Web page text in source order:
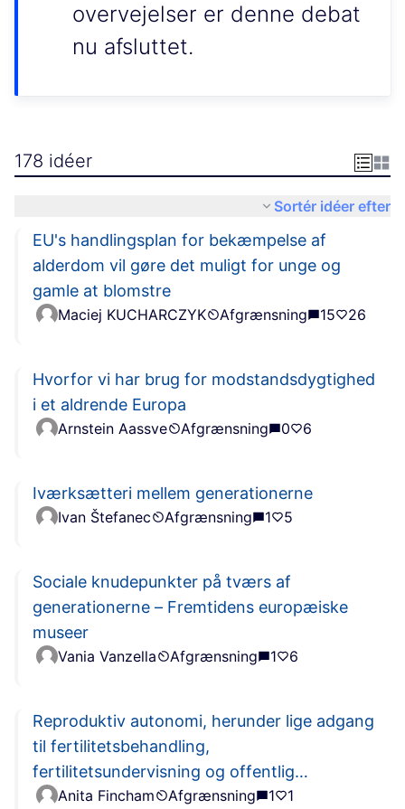
overvejelser er denne debat
nu afsluttet.
178 idéer
Sortér idéer efter
EU's handlingsplan for bekæmpelse af
alderdom vil gøre det muligt for unge og
gamle at blomstre
Maciej KUCHARCZYK Afgrænsning 15 26
Hvorfor vi har brug for modstandsdygtighed
i et aldrende Europa
Arnstein Aassve Afgrænsning 0 6
Iværksætteri mellem generationerne
Ivan Štefanec Afgrænsning 1 5
Sociale knudepunkter på tværs af
generationerne – Fremtidens europæiske
museer
Vania Vanzella Afgrænsning 1 6
Reproduktiv autonomi, herunder lige adgang
til fertilitetsbehandling,
fertilitetsundervisning og offentlig
information!
Anita Fincham Afgrænsning 1 1